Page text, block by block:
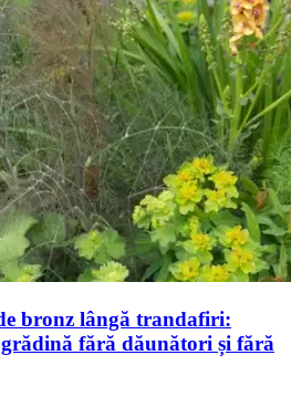
bronz lângă trandafiri:
fără dăunători și fără